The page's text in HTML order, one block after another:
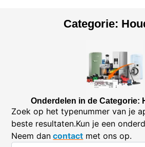
Categorie:
Onderdelen in de Categorie:
Zoek op het typenummer van je
beste resultaten.Kun je een
Neem dan contact met ons op.